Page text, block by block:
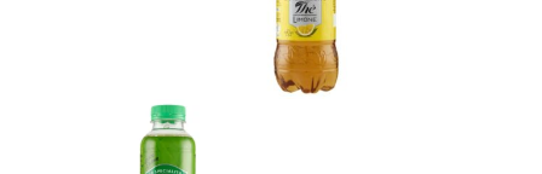
costantemente migliorato in qualità ed
efficienza